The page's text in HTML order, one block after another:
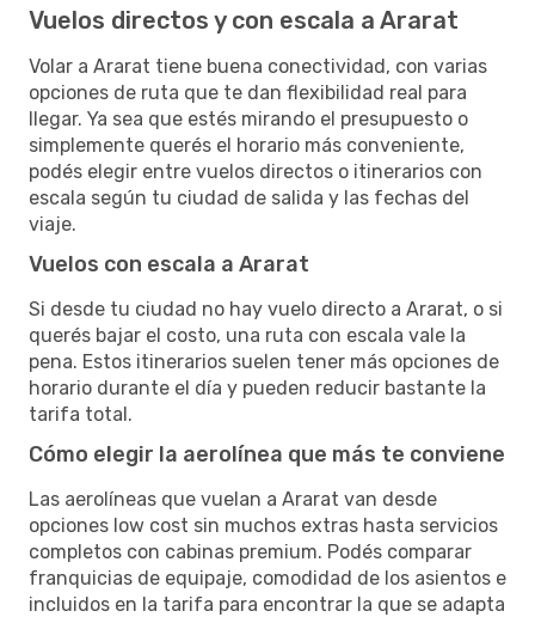
Vuelos directos y con escala a Ararat
Volar a Ararat tiene buena conectividad, con varias
opciones de ruta que te dan flexibilidad real para
llegar. Ya sea que estés mirando el presupuesto o
simplemente querés el horario más conveniente,
podés elegir entre vuelos directos o itinerarios con
escala según tu ciudad de salida y las fechas del
viaje.
Vuelos con escala a Ararat
Si desde tu ciudad no hay vuelo directo a Ararat, o si
querés bajar el costo, una ruta con escala vale la
pena. Estos itinerarios suelen tener más opciones de
horario durante el día y pueden reducir bastante la
tarifa total.
Cómo elegir la aerolínea que más te conviene
Las aerolíneas que vuelan a Ararat van desde
opciones low cost sin muchos extras hasta servicios
completos con cabinas premium. Podés comparar
franquicias de equipaje, comodidad de los asientos e
incluidos en la tarifa para encontrar la que se adapta